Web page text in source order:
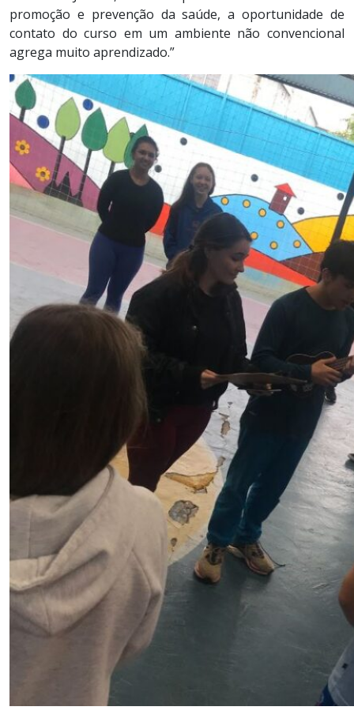
promoção e prevenção da saúde, a oportunidade de
contato do curso em um ambiente não convencional
agrega muito aprendizado.”